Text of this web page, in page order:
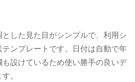
した見た目がシンプルで、利用シ
ンプレートです。日付は自動で年
設けているため使い勝手の良いデ
。